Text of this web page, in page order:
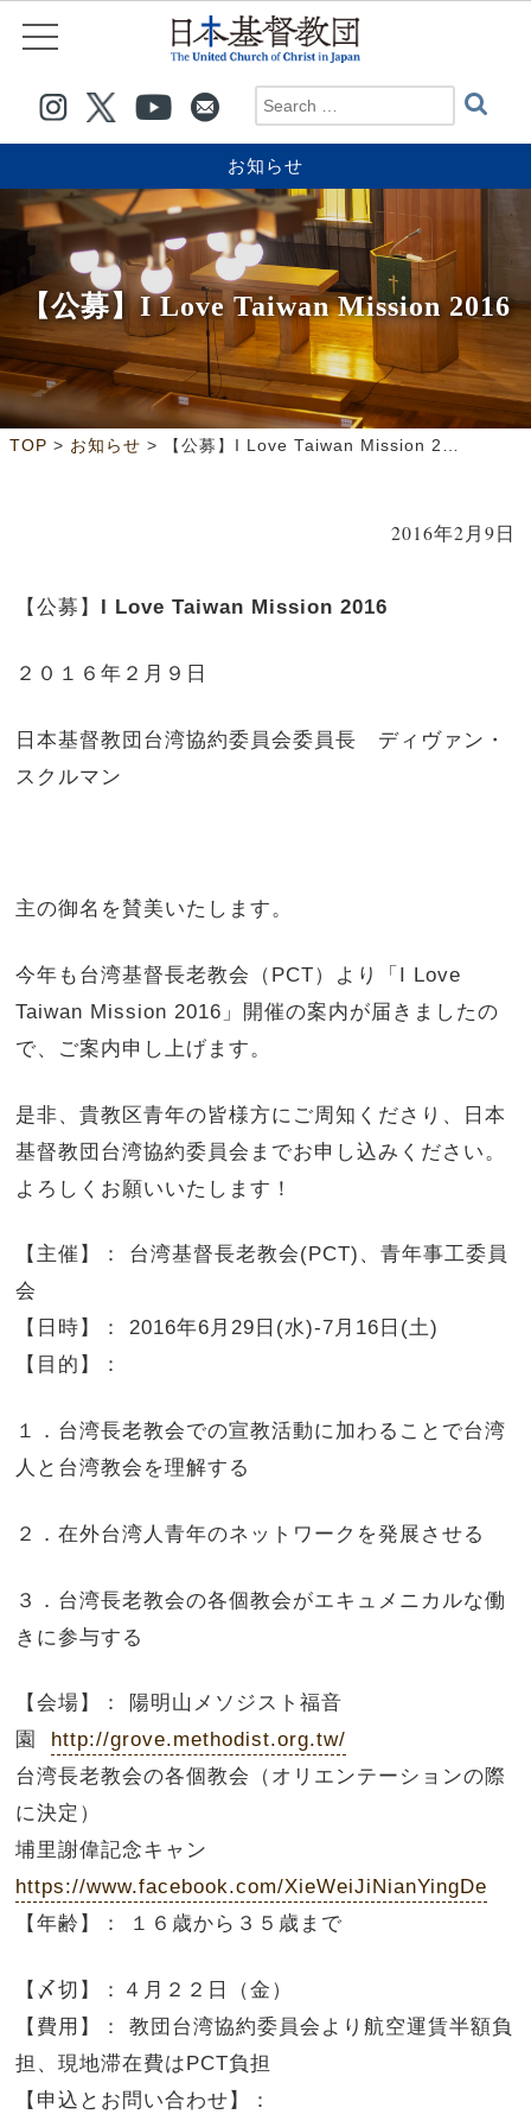
お知らせ
【公募】I Love Taiwan Mission 2016
TOP > お知らせ > 【公募】I Love Taiwan Mission 2016
2016年2月9日
【公募】 I Love Taiwan Mission 2016
２０１６年２月９日
日本基督教団台湾協約委員会委員長 ディヴァン・
スクルマン
主の御名を賛美いたします。
今年も台湾基督長老教会（PCT）より「I Love
Taiwan Mission 2016」開催の案内が届きましたの
で、ご案内申し上げます。
是非、貴教区青年の皆様方にご周知くださり、日本
基督教団台湾協約委員会までお申し込みください。
よろしくお願いいたします！
【主催】： 台湾基督長老教会(PCT)、青年事工委員
会
【日時】： 2016年6月29日(水)-7月16日(土)
【目的】：
１．台湾長老教会での宣教活動に加わることで台湾
人と台湾教会を理解する
２．在外台湾人青年のネットワークを発展させる
３．台湾長老教会の各個教会がエキュメニカルな働
きに参与する
【会場】： 陽明山メソジスト福音
園 http://grove.methodist.org.tw/
台湾長老教会の各個教会（オリエンテーションの際
に決定）
埔里謝偉記念キャン
https://www.facebook.com/XieWeiJiNianYingDe
【年齢】： １６歳から３５歳まで
【〆切】：４月２２日（金）
【費用】： 教団台湾協約委員会より航空運賃半額負
担、現地滞在費はPCT負担
【申込とお問い合わせ】：